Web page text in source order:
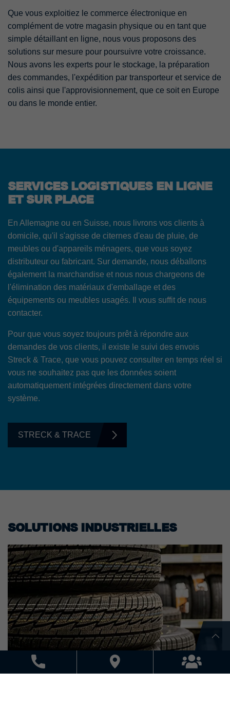
Que vous exploitiez le commerce électronique en
complément de votre magasin physique ou en tant que
simple détaillant en ligne, nous vous proposons des
solutions sur mesure pour poursuivre votre croissance.
Nous avons les experts pour le stockage, la préparation
des commandes, l'expédition par transporteur et service de
colis ainsi que l'approvisionnement, que ce soit en Europe
ou dans le monde entier.
SERVICES LOGISTIQUES EN LIGNE
ET SUR PLACE
En Allemagne ou en Suisse, nous livrons vos clients à
domicile, qu'il s'agisse de citernes d'eau de pluie, de
meubles ou d'appareils ménagers, que vous soyez
distributeur ou fabricant. Sur demande, nous déballons
également la marchandise et nous nous chargeons de
l'élimination des matériaux d'emballage et des
équipements ou meubles usagés. Il vous suffit de nous
contacter.
Pour que vous soyez toujours prêt à répondre aux
demandes de vos clients, il existe le suivi des envois
Streck & Trace, que vous pouvez consulter en temps réel si
vous ne souhaitez pas que les données soient
automatiquement intégrées directement dans votre
système.
STRECK & TRACE
SOLUTIONS INDUSTRIELLES